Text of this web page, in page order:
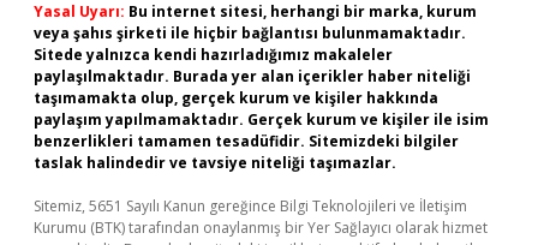
Yasal Uyarı: Bu internet sitesi, herhangi bir marka, kurum
veya şahıs şirketi ile hiçbir bağlantısı bulunmamaktadır.
Sitede yalnızca kendi hazırladığımız makaleler
paylaşılmaktadır. Burada yer alan içerikler haber niteliği
taşımamakta olup, gerçek kurum ve kişiler hakkında
paylaşım yapılmamaktadır. Gerçek kurum ve kişiler ile isim
benzerlikleri tamamen tesadüfidir. Sitemizdeki bilgiler
taslak halindedir ve tavsiye niteliği taşımazlar.
Sitemiz, 5651 Sayılı Kanun gereğince Bilgi Teknolojileri ve İletişim
Kurumu (BTK) tarafından onaylanmış bir Yer Sağlayıcı olarak hizmet